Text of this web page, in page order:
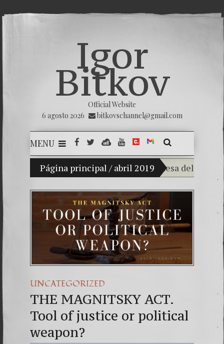
Igor
Bitkov
Official Website
6 agosto 2026
bitkovschannel@gmail.com
MENU
Página principal / abril 2019
Mi hijo Vladimir Bitkov, una promesa del tenis
Rompiendo el
¿Cómo el
El Día de la
Una señal de
7. NUESTRA
UNCATEGORIZED
THE MAGNITSKY ACT.
Tool of justice or political
weapon?